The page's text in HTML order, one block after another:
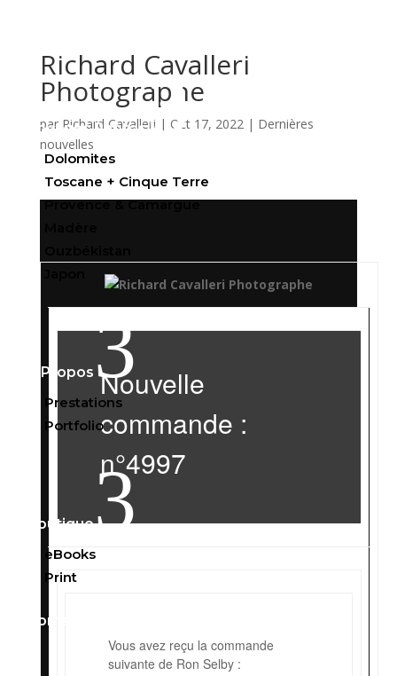
Voyages Photos3
Dolomites
Toscane + Cinque Terre
Provence & Camargue
À Propos3
Prestations
Portfolio
Boutique3
eBooks
Print
Contact
Richard Cavalleri
Photographe
par Richard Cavalleri | Oct 17, 2022| Dernières
nouvelles
Nouvelle
commande :
n°4997
Vous avez reçu la commande
suivante de Ron Selby :